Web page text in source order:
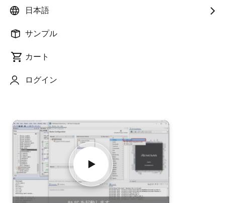
日本語
サンプル
カート
ログイン
で RA ファミリ用の非セキュア プロジェクトを生成す